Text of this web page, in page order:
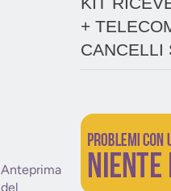
Anteprima
del
+
CANCELLI